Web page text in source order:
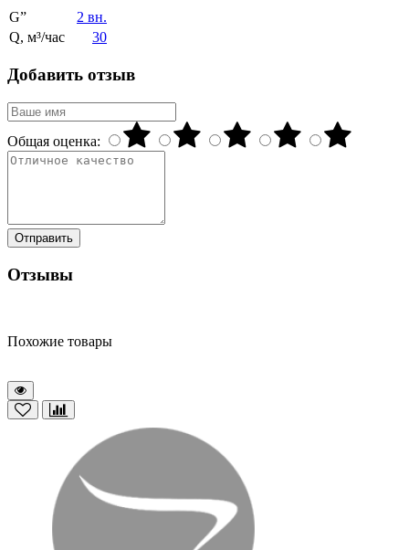
G”
2 вн.
Q, м³/час
30
Добавить отзыв
Общая оценка:
Отправить
Отзывы
Похожие товары